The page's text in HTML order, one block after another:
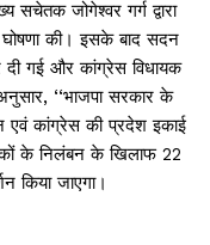
सचेतक जोगेश्वर गर्ग द्वारा
की। इसके बाद सदन
दी गई और कांग्रेस विधायक
‘‘भाजपा सरकार के
एवं कांग्रेस की प्रदेश इकाई
के निलंबन के खिलाफ 22
किया जाएगा।